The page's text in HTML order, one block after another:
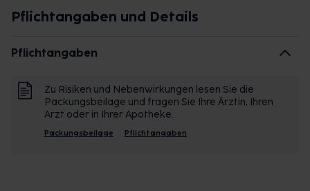
Pflichtangaben und Details
Pflichtangaben
Zu Risiken und Nebenwirkungen lesen Sie die
Packungsbeilage und fragen Sie Ihre Ärztin, Ihren
Arzt oder in Ihrer Apotheke.
Packungsbeilage Pflichtangaben